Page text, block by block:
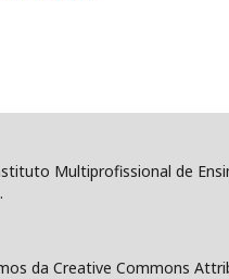
Multiprofissional de
da Creative Commons